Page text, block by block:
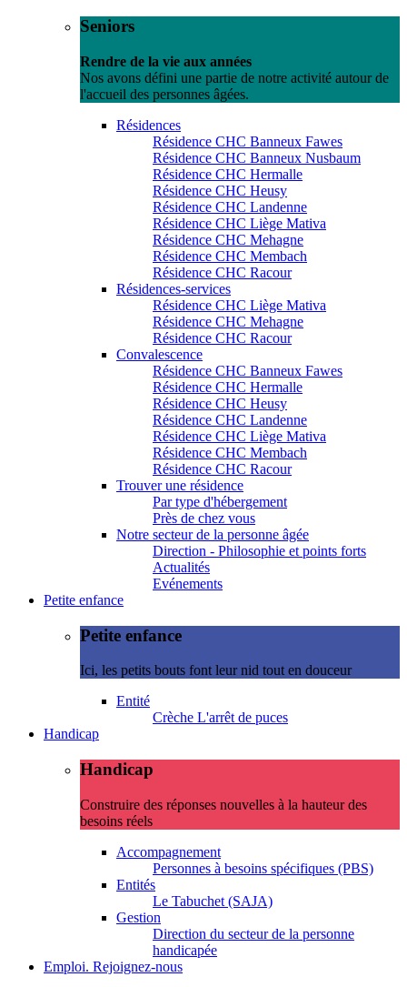
Seniors
Rendre de la vie aux années
Nos avons défini une partie de notre activité autour de
l'accueil des personnes âgées.
Résidences
Résidence CHC Banneux Fawes
Résidence CHC Banneux Nusbaum
Résidence CHC Hermalle
Résidence CHC Heusy
Résidence CHC Landenne
Résidence CHC Liège Mativa
Résidence CHC Mehagne
Résidence CHC Membach
Résidence CHC Racour
Résidences-services
Résidence CHC Liège Mativa
Résidence CHC Mehagne
Résidence CHC Racour
Convalescence
Résidence CHC Banneux Fawes
Résidence CHC Hermalle
Résidence CHC Heusy
Résidence CHC Landenne
Résidence CHC Liège Mativa
Résidence CHC Membach
Résidence CHC Racour
Trouver une résidence
Par type d'hébergement
Près de chez vous
Notre secteur de la personne âgée
Direction - Philosophie et points forts
Actualités
Evénements
Petite enfance
Petite enfance
Ici, les petits bouts font leur nid tout en douceur
Entité
Crèche L'arrêt de puces
Handicap
Handicap
Construire des réponses nouvelles à la hauteur des
besoins réels
Accompagnement
Personnes à besoins spécifiques (PBS)
Entités
Le Tabuchet (SAJA)
Gestion
Direction du secteur de la personne
handicapée
Emploi. Rejoignez-nous